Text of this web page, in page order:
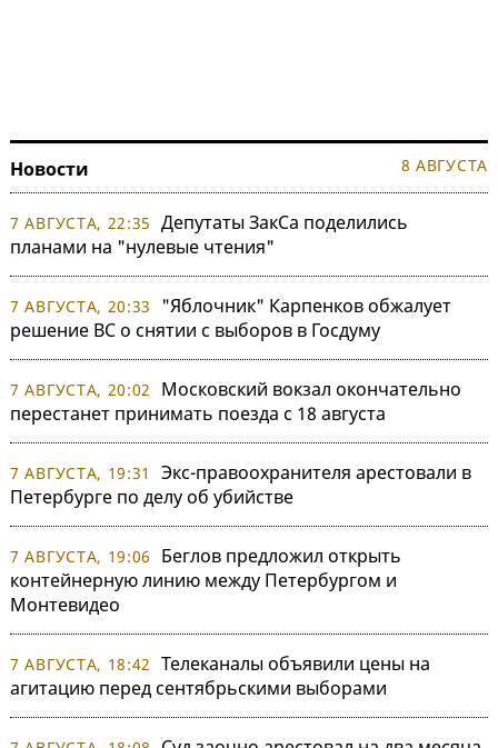
Новости 8 АВГУСТА
7 АВГУСТА, 22:35 Депутаты ЗакСа поделились
планами на "нулевые чтения"
7 АВГУСТА, 20:33
"Яблочник" Карпенков обжалует
решение ВС о снятии с выборов в Госдуму
7 АВГУСТА, 20:02
Московский вокзал окончательно
перестанет принимать поезда с 18 августа
7 АВГУСТА, 19:31
Экс-правоохранителя арестовали в
Петербурге по делу об убийстве
7 АВГУСТА, 19:06
Беглов предложил открыть
контейнерную линию между Петербургом и
Монтевидео
7 АВГУСТА, 18:42 Телеканалы объявили цены на
агитацию перед сентябрьскими выборами